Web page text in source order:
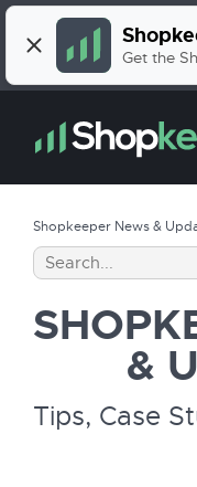
Get the
Shopkeeper News &
&
Tips, Case